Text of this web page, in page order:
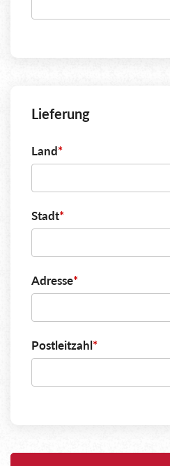
Lieferung
Land*
Stadt*
Adresse*
Postleitzahl*